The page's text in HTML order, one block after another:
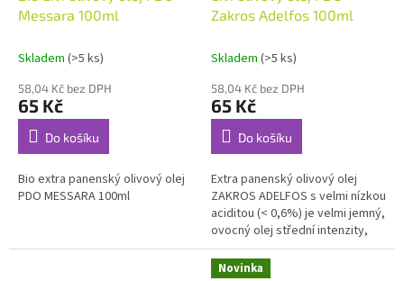
Messara 100ml
Skladem (>5 ks)
58,04 Kč bez DPH
65 Kč
Do košíku
Bio extra panenský olivový olej
PDO MESSARA 100ml
Zakros Adelfos 100ml
Skladem (>5 ks)
58,04 Kč bez DPH
65 Kč
Do košíku
Extra panenský olivový olej
ZAKROS ADELFOS s velmi nízkou
aciditou (< 0,6%) je velmi jemný,
ovocný olej střední intenzity,
dobře vyvážený, s harmonickou
chutí a zlatavě...
Novinka